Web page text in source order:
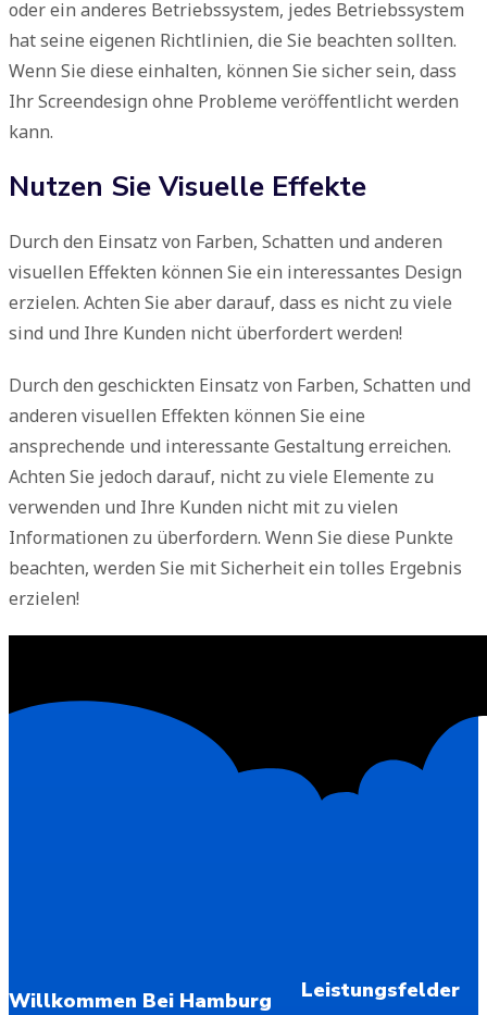
oder ein anderes Betriebssystem, jedes Betriebssystem
hat seine eigenen Richtlinien, die Sie beachten sollten.
Wenn Sie diese einhalten, können Sie sicher sein, dass
Ihr Screendesign ohne Probleme veröffentlicht werden
kann.
Nutzen Sie Visuelle Effekte
Durch den Einsatz von Farben, Schatten und anderen
visuellen Effekten können Sie ein interessantes Design
erzielen. Achten Sie aber darauf, dass es nicht zu viele
sind und Ihre Kunden nicht überfordert werden!
Durch den geschickten Einsatz von Farben, Schatten und
anderen visuellen Effekten können Sie eine
ansprechende und interessante Gestaltung erreichen.
Achten Sie jedoch darauf, nicht zu viele Elemente zu
verwenden und Ihre Kunden nicht mit zu vielen
Informationen zu überfordern. Wenn Sie diese Punkte
beachten, werden Sie mit Sicherheit ein tolles Ergebnis
erzielen!
Willkommen Bei Hamburg
Leistungsfelder